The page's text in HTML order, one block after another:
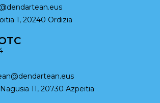
1, 20240 Ordizia
11, 20730 Azpeitia